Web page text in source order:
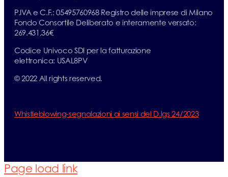
P.IVA e C.F.: 05495760968 Registro delle imprese di Milano
Fondo Consortile Deliberato e interamente versato:
269.431,36€
Codice Univoco SDI per la fatturazione
elettronica: USAL8PV
© 2022 All rights reserved.
Whistleblowing-segnalazioni ai sensi del D.lgs 24/2023
Page load link